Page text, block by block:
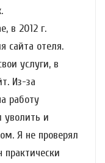
в 2012 г.
сайта отеля.
услуги, в
Из-за
работу
и
Я не проверял
практически